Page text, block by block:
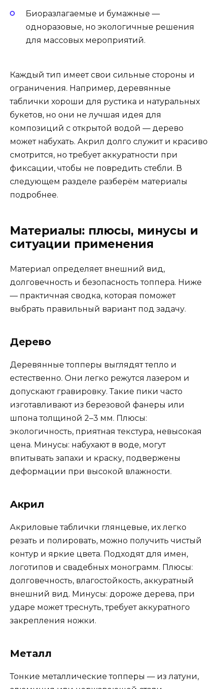
Биоразлагаемые и бумажные —
одноразовые, но экологичные решения
для массовых мероприятий.
Каждый тип имеет свои сильные стороны и
ограничения. Например, деревянные
таблички хороши для рустика и натуральных
букетов, но они не лучшая идея для
композиций с открытой водой — дерево
может набухать. Акрил долго служит и красиво
смотрится, но требует аккуратности при
фиксации, чтобы не повредить стебли. В
следующем разделе разберём материалы
подробнее.
Материалы: плюсы, минусы и
ситуации применения
Материал определяет внешний вид,
долговечность и безопасность топпера. Ниже
— практичная сводка, которая поможет
выбрать правильный вариант под задачу.
Дерево
Деревянные топперы выглядят тепло и
естественно. Они легко режутся лазером и
допускают гравировку. Такие пики часто
изготавливают из березовой фанеры или
шпона толщиной 2–3 мм. Плюсы:
экологичность, приятная текстура, невысокая
цена. Минусы: набухают в воде, могут
впитывать запахи и краску, подвержены
деформации при высокой влажности.
Акрил
Акриловые таблички глянцевые, их легко
резать и полировать, можно получить чистый
контур и яркие цвета. Подходят для имен,
логотипов и свадебных монограмм. Плюсы:
долговечность, влагостойкость, аккуратный
внешний вид. Минусы: дороже дерева, при
ударе может треснуть, требует аккуратного
закрепления ножки.
Металл
Тонкие металлические топперы — из латуни,